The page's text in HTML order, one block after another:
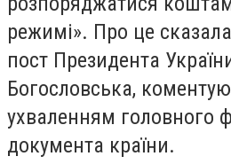
режимі». Про це
пост Президента
Богословська,
ухваленням головного
документа країни.